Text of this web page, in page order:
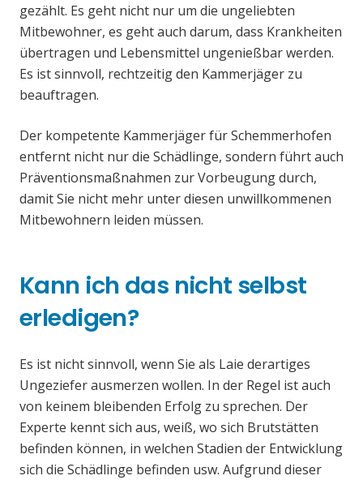
gezählt. Es geht nicht nur um die ungeliebten
Mitbewohner, es geht auch darum, dass Krankheiten
übertragen und Lebensmittel ungenießbar werden.
Es ist sinnvoll, rechtzeitig den Kammerjäger zu
beauftragen.
Der kompetente Kammerjäger für Schemmerhofen
entfernt nicht nur die Schädlinge, sondern führt auch
Präventionsmaßnahmen zur Vorbeugung durch,
damit Sie nicht mehr unter diesen unwillkommenen
Mitbewohnern leiden müssen.
Kann ich das nicht selbst
erledigen?
Es ist nicht sinnvoll, wenn Sie als Laie derartiges
Ungeziefer ausmerzen wollen. In der Regel ist auch
von keinem bleibenden Erfolg zu sprechen. Der
Experte kennt sich aus, weiß, wo sich Brutstätten
befinden können, in welchen Stadien der Entwicklung
sich die Schädlinge befinden usw. Aufgrund dieser